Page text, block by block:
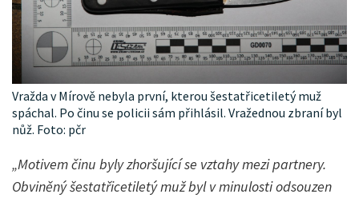
Vražda v Mírově nebyla první, kterou šestatřicetiletý muž
spáchal. Po činu se policii sám přihlásil. Vražednou zbraní byl
nůž. Foto: pčr
„Motivem činu byly zhoršující se vztahy mezi partnery.
Obviněný šestatřicetiletý muž byl v minulosti odsouzen